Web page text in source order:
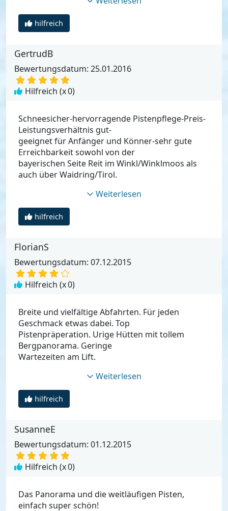
hilfreich
GertrudB
Bewertungsdatum: 25.01.2016
Hilfreich (x0)
Schneesicher-hervorragende Pistenpflege-Preis-
Leistungsverhältnis gut-
geeignet für Anfänger und Könner-sehr gute
Erreichbarkeit sowohl von der
bayerischen Seite Reit im Winkl/Winklmoos als
auch über Waidring/Tirol.
Weiterlesen
hilfreich
FlorianS
Bewertungsdatum: 07.12.2015
Hilfreich (x0)
Breite und vielfältige Abfahrten. Für jeden
Geschmack etwas dabei. Top
Pistenpräperation. Urige Hütten mit tollem
Bergpanorama. Geringe
Wartezeiten am Lift.
Weiterlesen
hilfreich
SusanneE
Bewertungsdatum: 01.12.2015
Hilfreich (x0)
Das Panorama und die weitläufigen Pisten,
einfach super schön!